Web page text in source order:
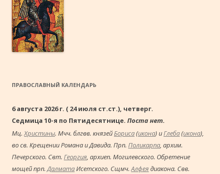
ПРАВОСЛАВНЫЙ КАЛЕНДАРЬ
6 августа 2026 г. ( 24 июля ст.ст.), четверг.
Седмица 10-я по Пятидесятнице. Поста нет.
Мц.Христины. Мчч. блгвв. князейБориса(икона) иГлеба(икона),
во св. Крещении Романа и Давида. Прп. Поликарпа, архим.
Печерского. Свт. Георгия, архиеп. Могилевского. Обретение
мощей прп.ДалматаИсетского. Сщмч.Алфеядиакона. Свв.